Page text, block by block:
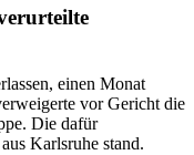
einen Monat
vor Gericht die
Die dafür
Karlsruhe stand.